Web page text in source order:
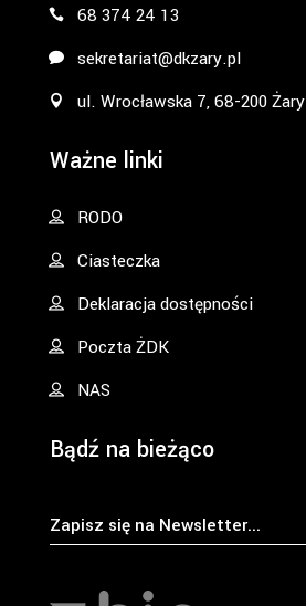
68 374 24 13
sekretariat@dkzary.pl
ul. Wrocławska 7, 68-200 Żary
Ważne linki
RODO
Ciasteczka
Deklaracja dostępności
Poczta ŻDK
NAS
Bądź na bieżąco